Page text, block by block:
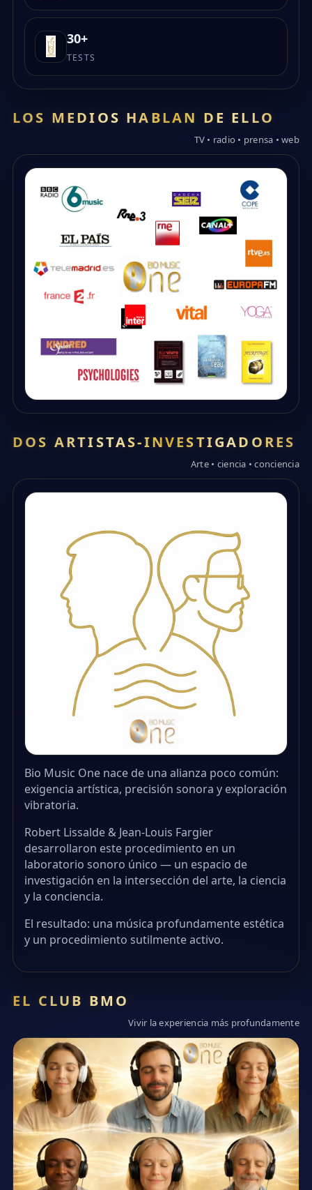
30+
TESTS
LOS MEDIOS HABLAN DE ELLO
TV • radio • prensa • web
DOS ARTISTAS-INVESTIGADORES
Arte • ciencia • conciencia
Bio Music One nace de una alianza poco común:
exigencia artística, precisión sonora y exploración
vibratoria.
Robert Lissalde & Jean-Louis Fargier
desarrollaron este procedimiento en un
laboratorio sonoro único — un espacio de
investigación en la intersección del arte, la ciencia
y la conciencia.
El resultado: una música profundamente estética
y un procedimiento sutilmente activo.
EL CLUB BMO
Vivir la experiencia más profundamente